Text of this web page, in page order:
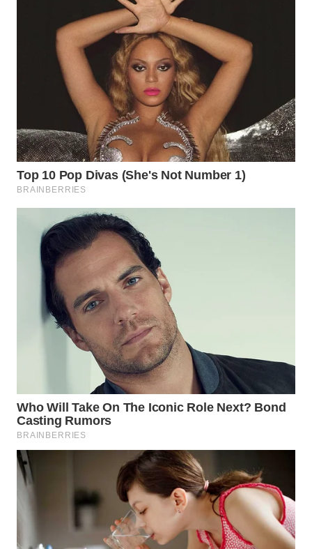
DEPOK
TAPANULI
WN
SAMOSIR
WN
WN
SUMEDANG
WN
CIANJUR
WN
TANGERANG
BINJAI